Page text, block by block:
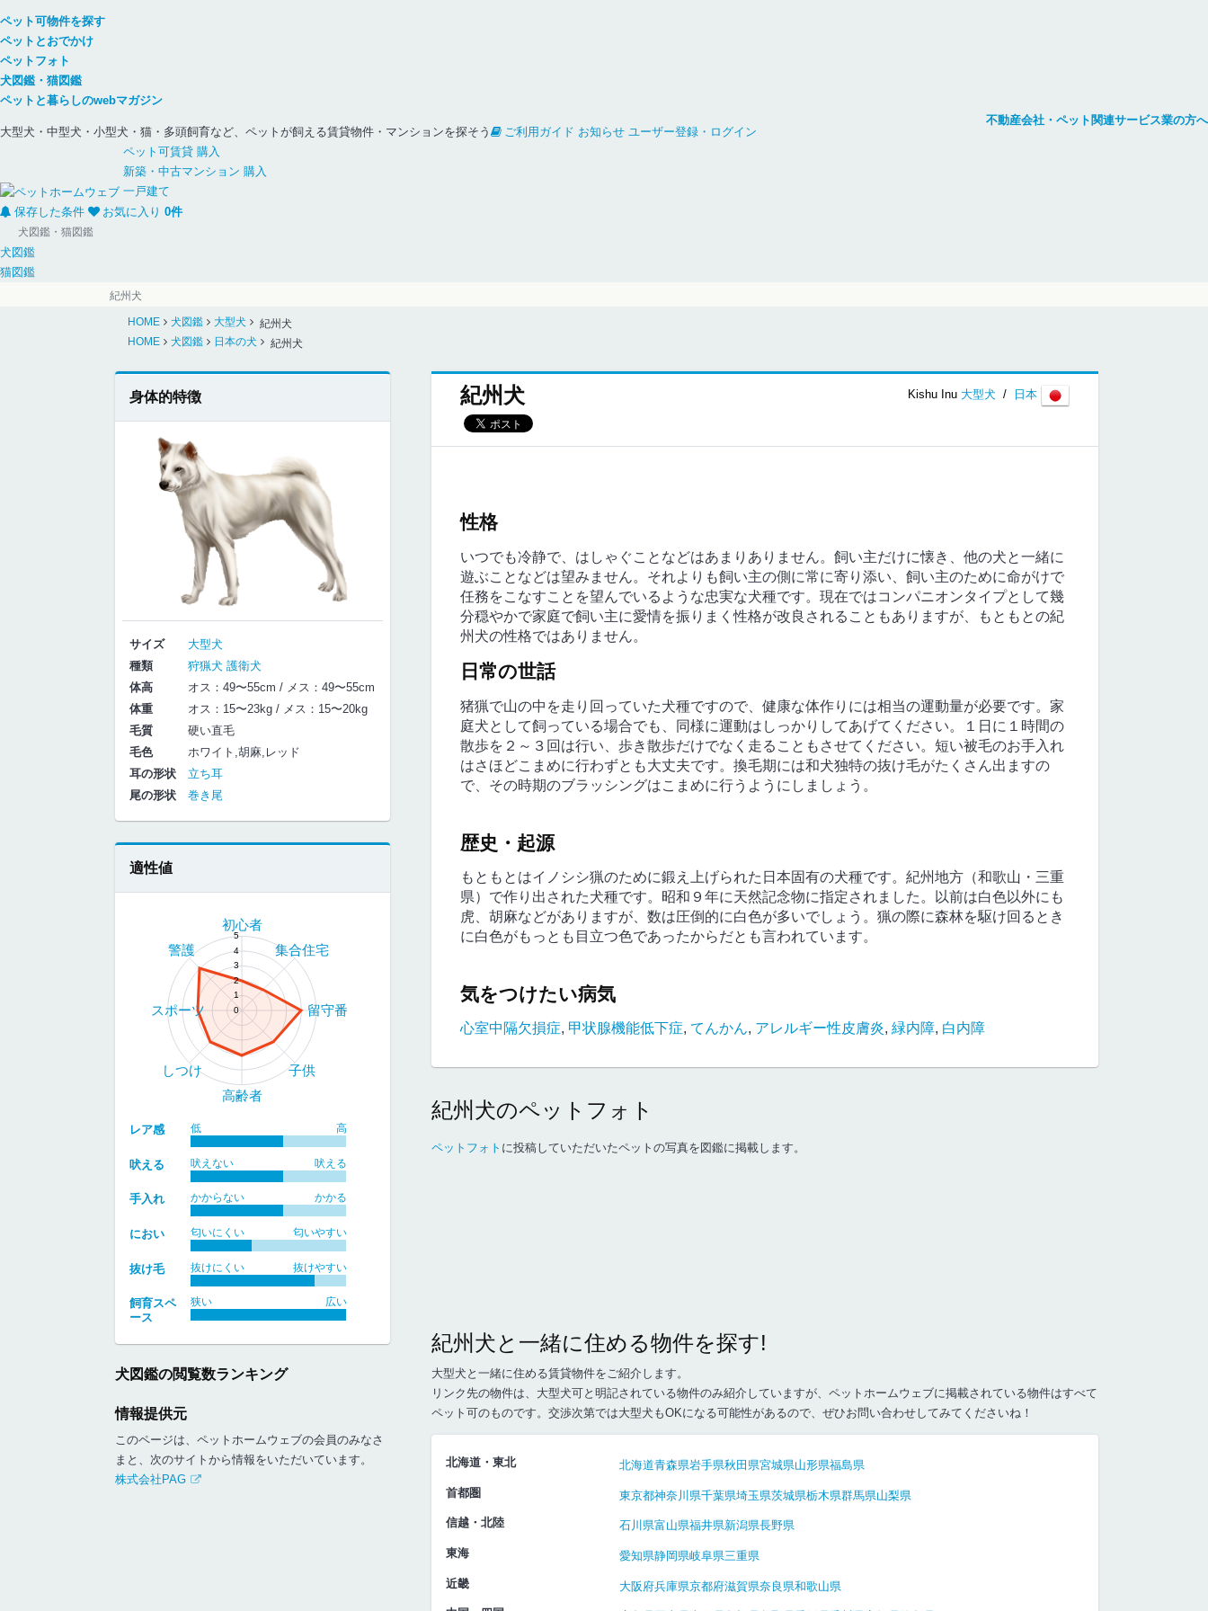
ペット可物件を探す
ペットとおでかけ
ペットフォト
犬図鑑・猫図鑑
ペットと暮らしのwebマガジン
不動産会社・ペット関連サービス業の方へ
大型犬・中型犬・小型犬・猫・多頭飼育など、ペットが飼える賃貸物件・マンションを探そう
ご利用ガイド お知らせ ユーザー登録・ログイン
ペット可賃貸 購入
新築・中古マンション 購入
一戸建て
保存した条件
お気に入り 0件
犬図鑑・猫図鑑
犬図鑑
猫図鑑
紀州犬
HOME 犬図鑑 大型犬
紀州犬
HOME
犬図鑑 日本の犬 紀州犬
紀州犬 Kishu Inu 大型犬 / 日本
性格
いつでも冷静で、はしゃぐことなどはあまりありません。飼い主だけに懐き、他の犬と一緒に
遊ぶことなどは望みません。それよりも飼い主の側に常に寄り添い、飼い主のために命がけで
任務をこなすことを望んでいるような忠実な犬種です。現在ではコンパニオンタイプとして幾
分穏やかで家庭で飼い主に愛情を振りまく性格が改良されることもありますが、もともとの紀
州犬の性格ではありません。
日常の世話
猪猟で山の中を走り回っていた犬種ですので、健康な体作りには相当の運動量が必要です。家
庭犬として飼っている場合でも、同様に運動はしっかりしてあげてください。１日に１時間の
散歩を２～３回は行い、歩き散歩だけでなく走ることもさせてください。短い被毛のお手入れ
はさほどこまめに行わずとも大丈夫です。換毛期には和犬独特の抜け毛がたくさん出ますの
で、その時期のブラッシングはこまめに行うようにしましょう。
歴史・起源
もともとはイノシシ猟のために鍛え上げられた日本固有の犬種です。紀州地方（和歌山・三重
県）で作り出された犬種です。昭和９年に天然記念物に指定されました。以前は白色以外にも
虎、胡麻などがありますが、数は圧倒的に白色が多いでしょう。猟の際に森林を駆け回るとき
に白色がもっとも目立つ色であったからだとも言われています。
気をつけたい病気
心室中隔欠損症, 甲状腺機能低下症, てんかん, アレルギー性皮膚炎, 緑内障, 白内障
紀州犬のペットフォト
ペットフォト に投稿していただいたペットの写真を図鑑に掲載します。
紀州犬と一緒に住める物件を探す!
大型犬と一緒に住める賃貸物件をご紹介します。
リンク先の物件は、大型犬可と明記されている物件のみ紹介していますが、ペットホームウェブに掲載されている物件はすべて
ペット可のものです。交渉次第では大型犬もOKになる可能性があるので、ぜひお問い合わせしてみてくださいね！
北海道・東北 北海道青森県岩手県秋田県宮城県山形県福島県
首都圏 東京都神奈川県千葉県埼玉県茨城県栃木県群馬県山梨県
信越・北陸 石川県富山県福井県新潟県長野県
東海 愛知県静岡県岐阜県三重県
近畿 大阪府兵庫県京都府滋賀県奈良県和歌山県
身体的特徴
サイズ
大型犬
種類
狩猟犬 護衛犬
体高
オス：49〜55cm / メス：49〜55cm
体重
オス：15〜23kg / メス：15〜20kg
毛質
硬い直毛
毛色
ホワイト,胡麻,レッド
耳の形状
立ち耳
尾の形状
巻き尾
適性値
0
1
2
3
4
5
初心者
集合住宅
留守番
子供
高齢者
しつけ
スポーツ
警護
レア感 低 高
吠える 吠えない 吠える
手入れ かからない かかる
におい 匂いにくい 匂いやすい
抜け毛 抜けにくい 抜けやすい
飼育スペ
ース
狭い 広い
犬図鑑の閲覧数ランキング
情報提供元
このページは、ペットホームウェブの会員のみなさ
まと、次のサイトから情報をいただいています。
株式会社PAG